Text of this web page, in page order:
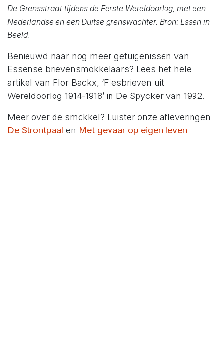
De Grensstraat tijdens de Eerste Wereldoorlog, met een
Nederlandse en een Duitse grenswachter. Bron: Essen in
Beeld.
Benieuwd naar nog meer getuigenissen van
Essense brievensmokkelaars? Lees het hele
artikel van Flor Backx, ‘Flesbrieven uit
Wereldoorlog 1914-1918’ in De Spycker van 1992.
Meer over de smokkel? Luister onze afleveringen
De Strontpaal en Met gevaar op eigen leven